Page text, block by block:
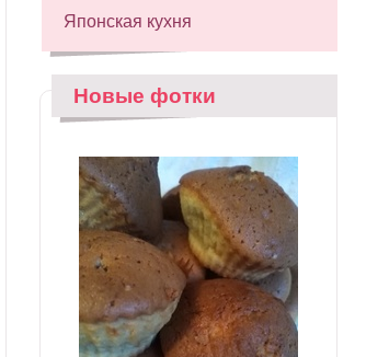
Японская кухня
Новые фотки